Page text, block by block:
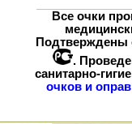
Все очки
Подтверждены
.
санитарно-
очков и